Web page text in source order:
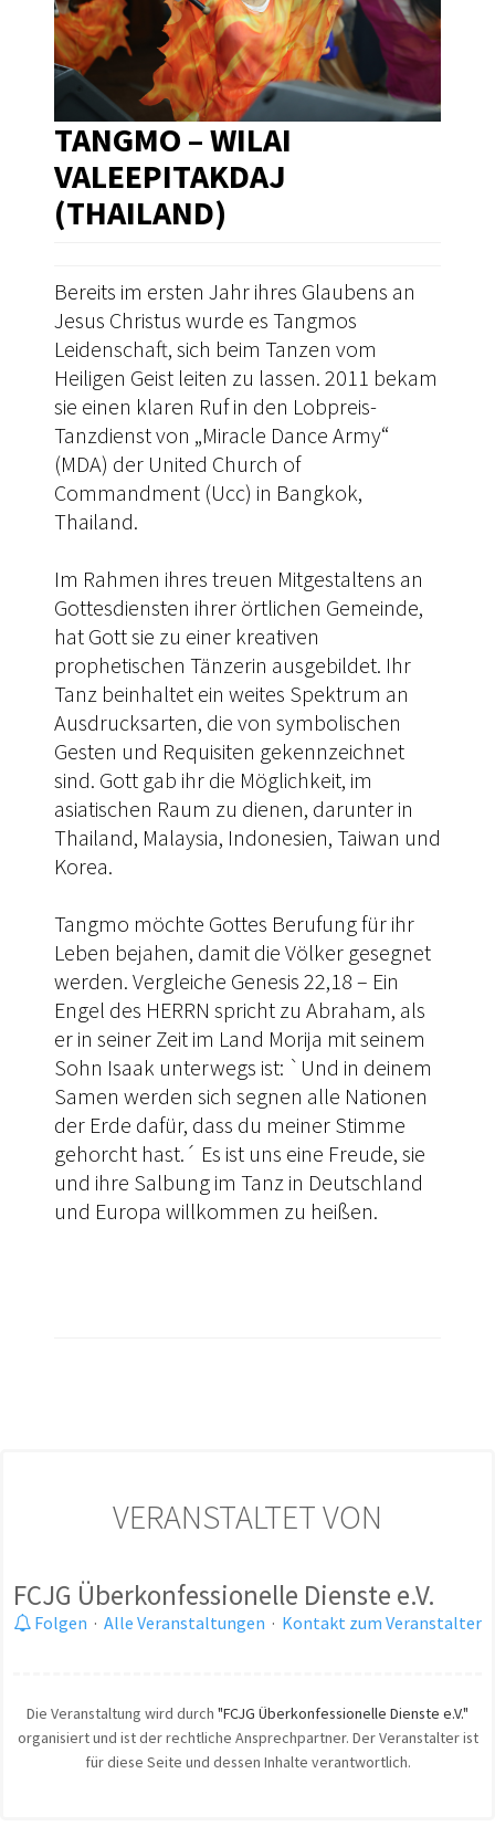
TANGMO – WILAI
VALEEPITAKDAJ
(THAILAND)
Bereits im ersten Jahr ihres Glaubens an
Jesus Christus wurde es Tangmos
Leidenschaft, sich beim Tanzen vom
Heiligen Geist leiten zu lassen. 2011 bekam
sie einen klaren Ruf in den Lobpreis-
Tanzdienst von „Miracle Dance Army“
(MDA) der United Church of
Commandment (Ucc) in Bangkok,
Thailand.
Im Rahmen ihres treuen Mitgestaltens an
Gottesdiensten ihrer örtlichen Gemeinde,
hat Gott sie zu einer kreativen
prophetischen Tänzerin ausgebildet. Ihr
Tanz beinhaltet ein weites Spektrum an
Ausdrucksarten, die von symbolischen
Gesten und Requisiten gekennzeichnet
sind. Gott gab ihr die Möglichkeit, im
asiatischen Raum zu dienen, darunter in
Thailand, Malaysia, Indonesien, Taiwan und
Korea.
Tangmo möchte Gottes Berufung für ihr
Leben bejahen, damit die Völker gesegnet
werden. Vergleiche Genesis 22,18 – Ein
Engel des HERRN spricht zu Abraham, als
er in seiner Zeit im Land Morija mit seinem
Sohn Isaak unterwegs ist: `Und in deinem
Samen werden sich segnen alle Nationen
der Erde dafür, dass du meiner Stimme
gehorcht hast.´ Es ist uns eine Freude, sie
und ihre Salbung im Tanz in Deutschland
und Europa willkommen zu heißen.
VERANSTALTET VON
FCJG Überkonfessionelle Dienste e.V.
Folgen · Alle Veranstaltungen · Kontakt zum Veranstalter
Die Veranstaltung wird durch "FCJG Überkonfessionelle Dienste e.V."
organisiert und ist der rechtliche Ansprechpartner. Der Veranstalter ist
für diese Seite und dessen Inhalte verantwortlich.